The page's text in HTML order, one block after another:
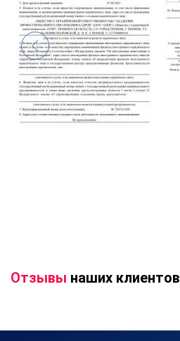
Отзывы наших клиентов